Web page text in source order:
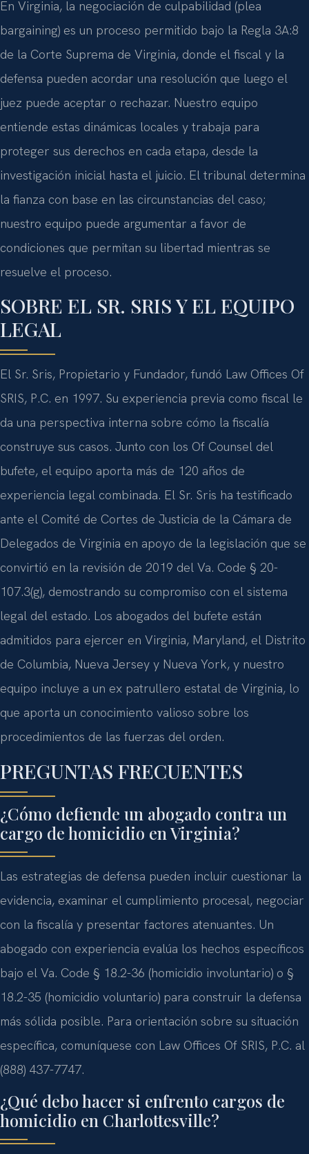
En Virginia, la negociación de culpabilidad (plea
bargaining) es un proceso permitido bajo la Regla 3A:8
de la Corte Suprema de Virginia, donde el fiscal y la
defensa pueden acordar una resolución que luego el
juez puede aceptar o rechazar. Nuestro equipo
entiende estas dinámicas locales y trabaja para
proteger sus derechos en cada etapa, desde la
investigación inicial hasta el juicio. El tribunal determina
la fianza con base en las circunstancias del caso;
nuestro equipo puede argumentar a favor de
condiciones que permitan su libertad mientras se
resuelve el proceso.
SOBRE EL SR. SRIS Y EL EQUIPO
LEGAL
El Sr. Sris, Propietario y Fundador, fundó Law Offices Of
SRIS, P.C. en 1997. Su experiencia previa como fiscal le
da una perspectiva interna sobre cómo la fiscalía
construye sus casos. Junto con los Of Counsel del
bufete, el equipo aporta más de 120 años de
experiencia legal combinada. El Sr. Sris ha testificado
ante el Comité de Cortes de Justicia de la Cámara de
Delegados de Virginia en apoyo de la legislación que se
convirtió en la revisión de 2019 del Va. Code § 20-
107.3(g), demostrando su compromiso con el sistema
legal del estado. Los abogados del bufete están
admitidos para ejercer en Virginia, Maryland, el Distrito
de Columbia, Nueva Jersey y Nueva York, y nuestro
equipo incluye a un ex patrullero estatal de Virginia, lo
que aporta un conocimiento valioso sobre los
procedimientos de las fuerzas del orden.
PREGUNTAS FRECUENTES
¿Cómo defiende un abogado contra un
cargo de homicidio en Virginia?
Las estrategias de defensa pueden incluir cuestionar la
evidencia, examinar el cumplimiento procesal, negociar
con la fiscalía y presentar factores atenuantes. Un
abogado con experiencia evalúa los hechos específicos
bajo el Va. Code § 18.2-36 (homicidio involuntario) o §
18.2-35 (homicidio voluntario) para construir la defensa
más sólida posible. Para orientación sobre su situación
específica, comuníquese con Law Offices Of SRIS, P.C. al
(888) 437-7747.
¿Qué debo hacer si enfrento cargos de
homicidio en Charlottesville?